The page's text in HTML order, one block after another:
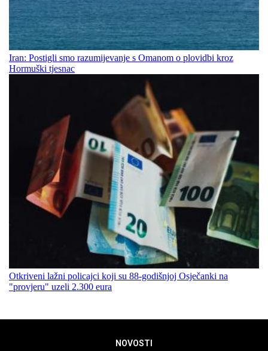
Iran: Postigli smo razumijevanje s Omanom o plovidbi kroz
Hormuški tjesnac
Otkriveni lažni policajci koji su 88-godišnjoj Osječanki na
"provjeru" uzeli 2.300 eura
NOVOSTI